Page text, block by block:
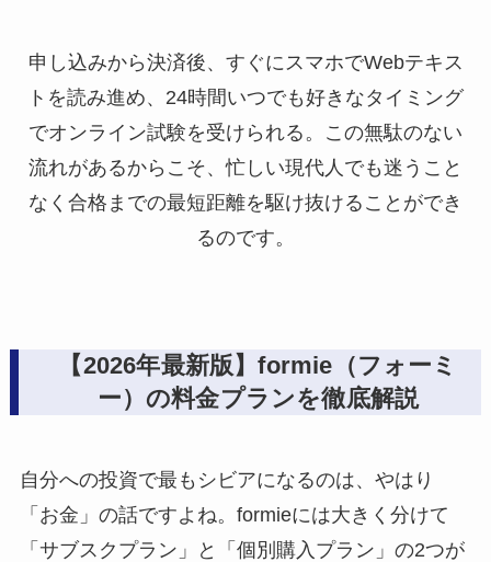
申し込みから決済後、すぐにスマホでWebテキス
トを読み進め、24時間いつでも好きなタイミング
でオンライン試験を受けられる。この無駄のない
流れがあるからこそ、忙しい現代人でも迷うこと
なく合格までの最短距離を駆け抜けることができ
るのです。
【2026年最新版】formie（フォーミ
ー）の料金プランを徹底解説
自分への投資で最もシビアになるのは、やはり
「お金」の話ですよね。formieには大きく分けて
「サブスクプラン」と「個別購入プラン」の2つが